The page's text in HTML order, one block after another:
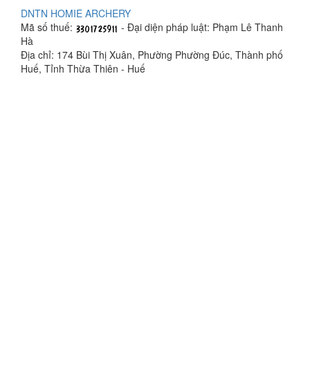
DNTN HOMIE ARCHERY
Mã số thuế:
- Đại diện pháp luật: Phạm Lê Thanh
Hà
Địa chỉ: 174 Bùi Thị Xuân, Phường Phường Đúc, Thành phố
Huế, Tỉnh Thừa Thiên - Huế